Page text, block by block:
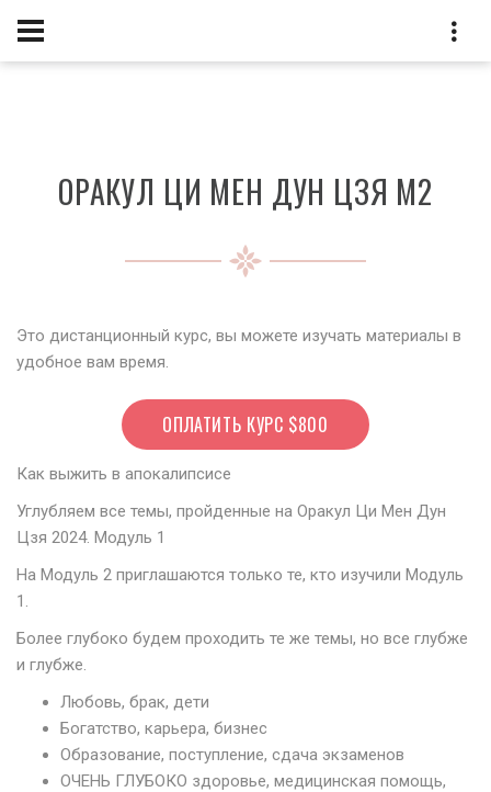
ОРАКУЛ ЦИ МЕН ДУН ЦЗЯ М2
Это дистанционный курс, вы можете изучать материалы в
удобное вам время.
ОПЛАТИТЬ КУРС $800
Как выжить в апокалипсисе
Углубляем все темы, пройденные на Оракул Ци Мен Дун
Цзя 2024. Модуль 1
На Модуль 2 приглашаются только те, кто изучили Модуль
1.
Более глубоко будем проходить те же темы, но все глубже
и глубже.
Любовь, брак, дети
Богатство, карьера, бизнес
Образование, поступление, сдача экзаменов
ОЧЕНЬ ГЛУБОКО здоровье, медицинская помощь,